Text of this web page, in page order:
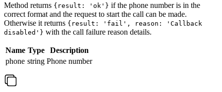
Method returns {result: 'ok'} if the phone number is in the
correct format and the request to start the call can be made.
Otherwise it returns {result: 'fail', reason: 'Callback
disabled'} with the call failure reason details.
Name Type
Description
phone string Phone number